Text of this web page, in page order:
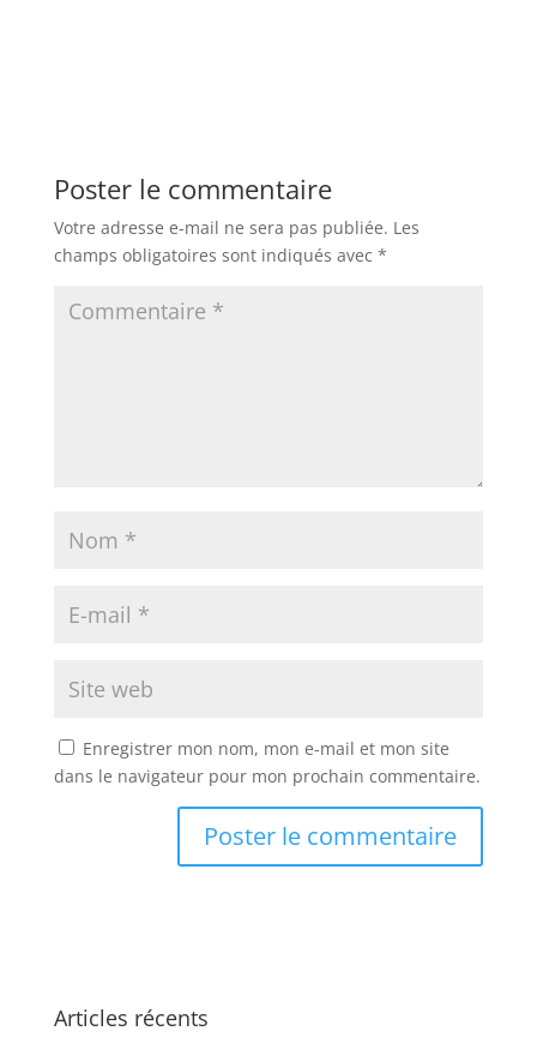
Poster le commentaire
Votre adresse e-mail ne sera pas publiée. Les
champs obligatoires sont indiqués avec *
Enregistrer mon nom, mon e-mail et mon site
dans le navigateur pour mon prochain commentaire.
n
Articles récents